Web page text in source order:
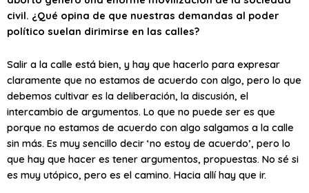
civil. ¿Qué opina de que nuestras demandas al poder
político suelan dirimirse en las calles?
Salir a la calle está bien, y hay que hacerlo para expresar
claramente que no estamos de acuerdo con algo, pero lo que
debemos cultivar es la deliberación, la discusión, el
intercambio de argumentos. Lo que no puede ser es que
porque no estamos de acuerdo con algo salgamos a la calle
sin más. Es muy sencillo decir ‘no estoy de acuerdo’, pero lo
que hay que hacer es tener argumentos, propuestas. No sé si
es muy utópico, pero es el camino. Hacia allí hay que ir.